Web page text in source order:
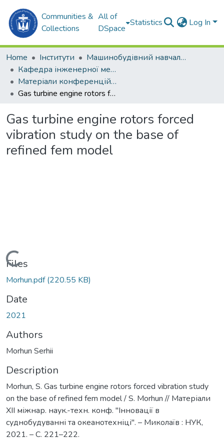
Communities &
Collections
All of
DSpace
Statistics Log In
Home Інститути
Машинобудівний навчально-науковий інститут (МННІ)
Кафедра інженерної механiки та технологiї машинобудування (ІМтаТМ)
Матеріали конференцій (ІМтаТМ)
Gas turbine engine rotors forced vibration study on the base of refined fem model
Gas turbine engine rotors forced
vibration study on the base of
refined fem model
Loading...
Files
Morhun.pdf(220.55 KB)
Date
2021
Authors
Morhun Serhii
Description
Morhun, S. Gas turbine engine rotors forced vibration study
on the base of refined fem model / S. Morhun // Матеріали
XII міжнар. наук.-техн. конф. "Інновації в
суднобудуванні та океанотехніці". – Миколаїв : НУК,
2021. – С. 221–222.